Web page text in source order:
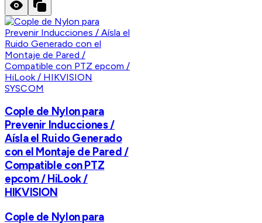
SYSCOM
Cople de Nylon para
Prevenir Inducciones /
Aísla el Ruido Generado
con el Montaje de Pared /
Compatible con PTZ
epcom / HiLook /
HIKVISION
Cople de Nylon para